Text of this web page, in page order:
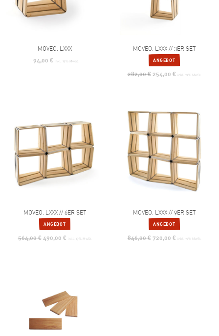
MOVEO. LXXX
94,00 € inkl. 19% MwSt.
MOVEO. LXXX // 3ER SET
ANGEBOT
282,00€ 254,00 € inkl. 19% MwSt.
MOVEO. LXXX // 6ER SET
ANGEBOT
564,00€ 490,00 € inkl. 19% MwSt.
MOVEO. LXXX // 9ER SET
ANGEBOT
846,00€ 720,00 € inkl. 19% MwSt.